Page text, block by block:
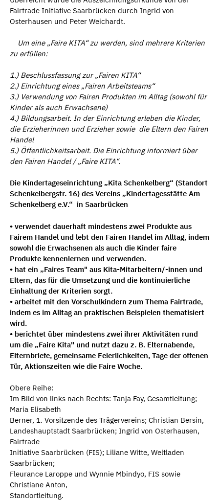
Fairtrade Initiative Saarbrücken durch Ingrid von
Osterhausen und Peter Weichardt.
Um eine „Faire KITA“ zu werden, sind mehrere Kriterien
zu erfüllen:
1.) Beschlussfassung zur „Fairen KITA“
2.) Einrichtung eines „Fairen Arbeitsteams“
3.) Verwendung von Fairen Produkten im Alltag (sowohl für
Kinder als auch Erwachsene)
4.) Bildungsarbeit. In der Einrichtung erleben die Kinder,
die Erzieherinnen und Erzieher sowie die Eltern den Fairen
Handel
5.) Öffentlichkeitsarbeit. Die Einrichtung informiert über
den Fairen Handel / „Faire KITA“.
Die Kindertageseinrichtung „Kita Schenkelberg“ (Standort
Schenkelbergstr. 16) des Vereins „Kindertagesstätte Am
Schenkelberg e.V.“ in Saarbrücken
• verwendet dauerhaft mindestens zwei Produkte aus
Fairem Handel und lebt den Fairen Handel im Alltag, indem
sowohl die Erwachsenen als auch die Kinder faire
Produkte kennenlernen und verwenden.
• hat ein „Faires Team" aus Kita-Mitarbeitern/-innen und
Eltern, das für die Umsetzung und die kontinuierliche
Einhaltung der Kriterien sorgt.
• arbeitet mit den Vorschulkindern zum Thema Fairtrade,
indem es im Alltag an praktischen Beispielen thematisiert
wird.
• berichtet über mindestens zwei ihrer Aktivitäten rund
um die „Faire Kita" und nutzt dazu z. B. Elternabende,
Elternbriefe, gemeinsame Feierlichkeiten, Tage der offenen
Tür, Aktionszeiten wie die Faire Woche.
Obere Reihe:
Im Bild von links nach Rechts: Tanja Fay, Gesamtleitung;
Maria Elisabeth
Berner, 1. Vorsitzende des Trägervereins; Christian Bersin,
Landeshauptstadt Saarbrücken; Ingrid von Osterhausen,
Fairtrade
Initiative Saarbrücken (FIS); Liliane Witte, Weltladen
Saarbrücken;
Fleurance Laroppe und Wynnie Mbindyo, FIS sowie
Christiane Anton,
Standortleitung.